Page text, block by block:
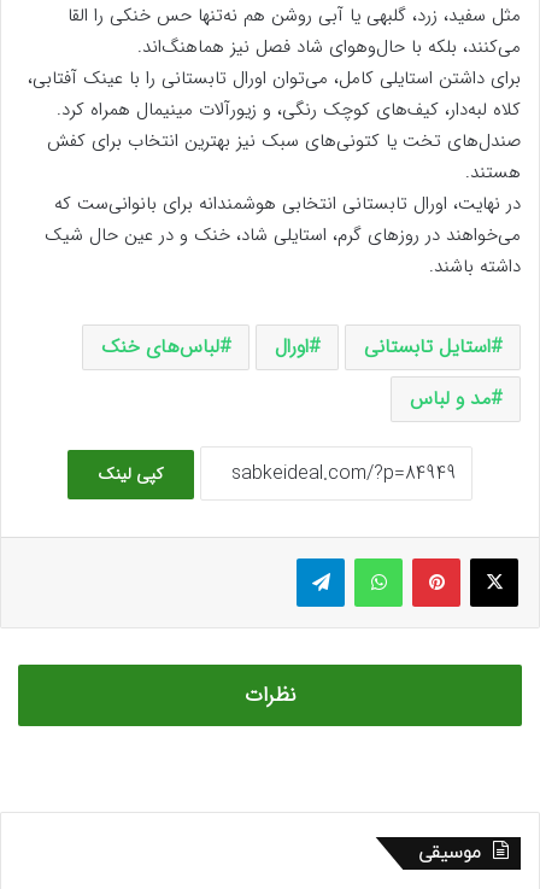
مثل سفید، زرد، گلبهی یا آبی روشن هم نه‌تنها حس خنکی را القا
می‌کنند، بلکه با حال‌وهوای شاد فصل نیز هماهنگ‌اند.
برای داشتن استایلی کامل، می‌توان اورال تابستانی را با عینک آفتابی،
کلاه لبه‌دار، کیف‌های کوچک رنگی، و زیورآلات مینیمال همراه کرد.
صندل‌های تخت یا کتونی‌های سبک نیز بهترین انتخاب برای کفش
هستند.
در نهایت، اورال تابستانی انتخابی هوشمندانه برای بانوانی‌ست که
می‌خواهند در روزهای گرم، استایلی شاد، خنک و در عین حال شیک
داشته باشند.
استایل تابستانی اورال
لباس‌های خنک
مد و لباس
کپی لینک
ایکس پینتریستواتس آپ تلگرام
نظرات
موسیقی